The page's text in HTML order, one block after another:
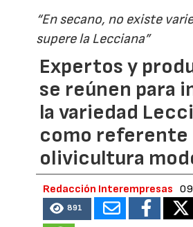
“En secano, no existe
supere la Lecciana”
Expertos y
se reúnen para
la variedad
como referente
olivicultura
Redacción Interempresas
891